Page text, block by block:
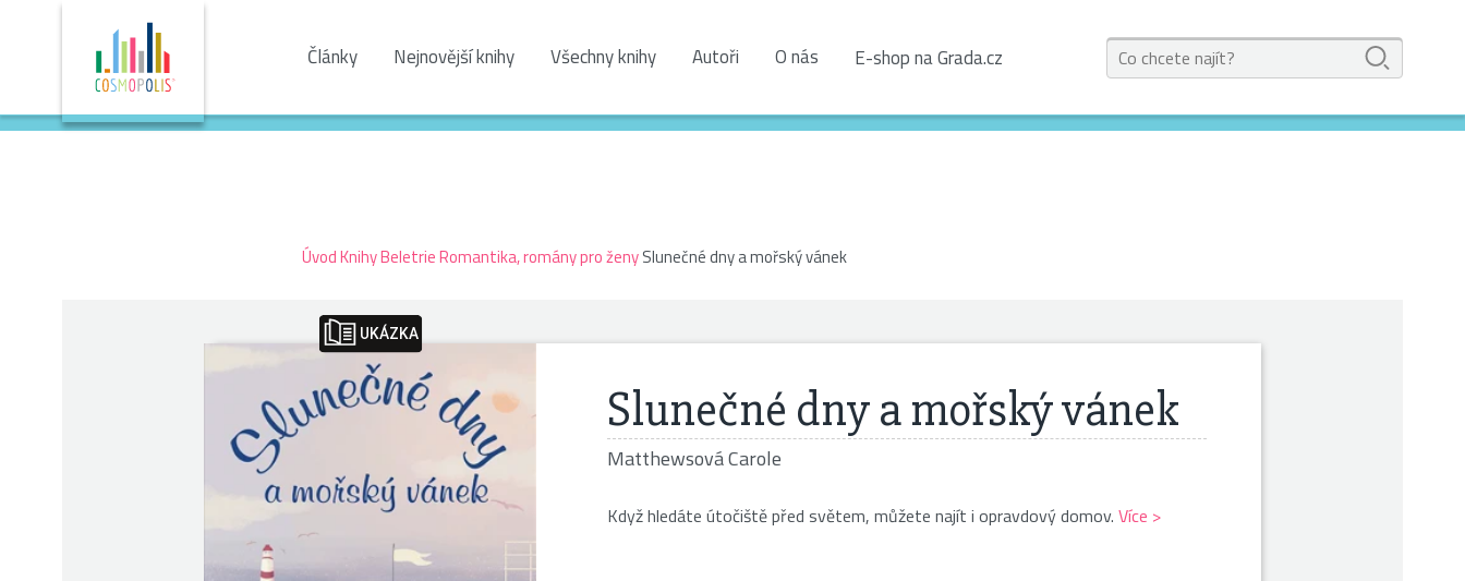
Články Nejnovější knihy Všechny knihy Autoři O nás E-shop na Grada.cz
ÚvodKnihyBeletrieRomantika, romány pro ženySlunečné dny a mořský vánek
Slunečné dny a mořský vánek
Matthewsová Carole
Když hledáte útočiště před světem, můžete najít i opravdový domov. Více >